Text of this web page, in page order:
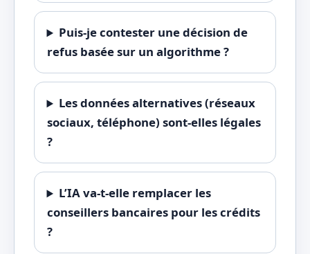
Puis-je contester une décision de
refus basée sur un algorithme ?
Les données alternatives (réseaux
sociaux, téléphone) sont-elles légales
?
L’IA va-t-elle remplacer les
conseillers bancaires pour les crédits
?